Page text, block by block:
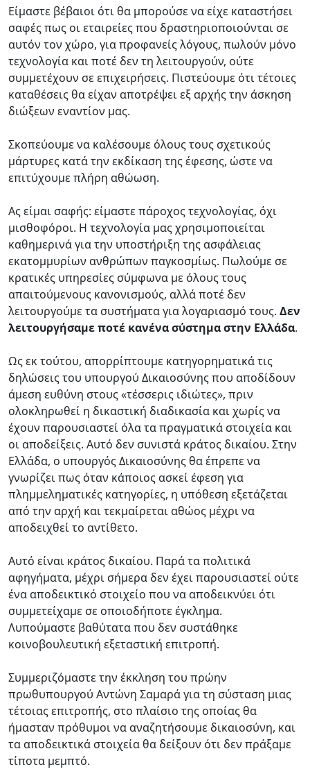
Είμαστε βέβαιοι ότι θα μπορούσε να είχε καταστήσει
σαφές πως οι εταιρείες που δραστηριοποιούνται σε
αυτόν τον χώρο, για προφανείς λόγους, πωλούν μόνο
τεχνολογία και ποτέ δεν τη λειτουργούν, ούτε
συμμετέχουν σε επιχειρήσεις. Πιστεύουμε ότι τέτοιες
καταθέσεις θα είχαν αποτρέψει εξ αρχής την άσκηση
διώξεων εναντίον μας.
Σκοπεύουμε να καλέσουμε όλους τους σχετικούς
μάρτυρες κατά την εκδίκαση της έφεσης, ώστε να
επιτύχουμε πλήρη αθώωση.
Ας είμαι σαφής: είμαστε πάροχος τεχνολογίας, όχι
μισθοφόροι. Η τεχνολογία μας χρησιμοποιείται
καθημερινά για την υποστήριξη της ασφάλειας
εκατομμυρίων ανθρώπων παγκοσμίως. Πωλούμε σε
κρατικές υπηρεσίες σύμφωνα με όλους τους
απαιτούμενους κανονισμούς, αλλά ποτέ δεν
λειτουργούμε τα συστήματα για λογαριασμό τους. Δεν
λειτουργήσαμε ποτέ κανένα σύστημα στην Ελλάδα.
Ως εκ τούτου, απορρίπτουμε κατηγορηματικά τις
δηλώσεις του υπουργού Δικαιοσύνης που αποδίδουν
άμεση ευθύνη στους «τέσσερις ιδιώτες», πριν
ολοκληρωθεί η δικαστική διαδικασία και χωρίς να
έχουν παρουσιαστεί όλα τα πραγματικά στοιχεία και
οι αποδείξεις. Αυτό δεν συνιστά κράτος δικαίου. Στην
Ελλάδα, ο υπουργός Δικαιοσύνης θα έπρεπε να
γνωρίζει πως όταν κάποιος ασκεί έφεση για
πλημμεληματικές κατηγορίες, η υπόθεση εξετάζεται
από την αρχή και τεκμαίρεται αθώος μέχρι να
αποδειχθεί το αντίθετο.
Αυτό είναι κράτος δικαίου. Παρά τα πολιτικά
αφηγήματα, μέχρι σήμερα δεν έχει παρουσιαστεί ούτε
ένα αποδεικτικό στοιχείο που να αποδεικνύει ότι
συμμετείχαμε σε οποιοδήποτε έγκλημα.
Λυπούμαστε βαθύτατα που δεν συστάθηκε
κοινοβουλευτική εξεταστική επιτροπή.
Συμμεριζόμαστε την έκκληση του πρώην
πρωθυπουργού Αντώνη Σαμαρά για τη σύσταση μιας
τέτοιας επιτροπής, στο πλαίσιο της οποίας θα
ήμασταν πρόθυμοι να αναζητήσουμε δικαιοσύνη, και
τα αποδεικτικά στοιχεία θα δείξουν ότι δεν πράξαμε
τίποτα μεμπτό.